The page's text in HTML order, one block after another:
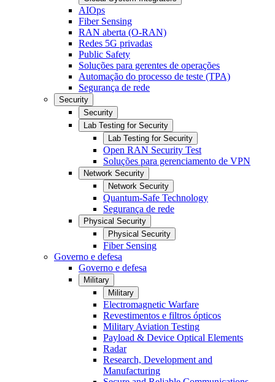
AIOps
Fiber Sensing
RAN aberta (O-RAN)
Redes 5G privadas
Public Safety
Soluções para gerentes de operações
Automação do processo de teste (TPA)
Segurança de rede
Security
Security
Lab Testing for Security
Lab Testing for Security
Open RAN Security Test
Soluções para gerenciamento de VPN
Network Security
Network Security
Quantum-Safe Technology
Segurança de rede
Physical Security
Physical Security
Fiber Sensing
Governo e defesa
Governo e defesa
Military
Military
Electromagnetic Warfare
Revestimentos e filtros ópticos
Military Aviation Testing
Payload & Device Optical Elements
Radar
Research, Development and
Manufacturing